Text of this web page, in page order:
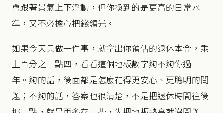
會跟著景氣上下浮動，但你換到的是更高的日常水
準，又不必擔心把錢領光。
如果今天只做一件事，就拿出你預估的退休本金，乘
上百分之三點四，看看這個地板數字夠不夠你過一
年。夠的話，後面都是怎麼花得更安心、更聰明的問
題；不夠的話，答案也很清楚，不是把退休時間往後